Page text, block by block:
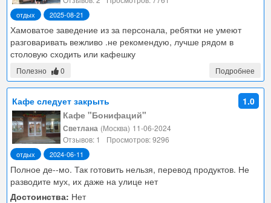
отдых 2025-08-21
Хамоватое заведение из за персонала, ребятки не умеют
разговаривать вежливо .не рекомендую, лучше рядом в
столовую сходить или кафешку
Полезно 0 Подробнее
Кафе следует закрыть
1.0
Кафе "Бонифаций"
Светлана (Москва) 11-06-2024
Отзывов: 1
Просмотров: 9296
отдых 2024-06-11
Полное де--мо. Так готовить нельзя, перевод продуктов. Не
разводите мух, их даже на улице нет
Достоинства: Нет